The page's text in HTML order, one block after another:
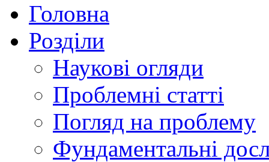
Головна
Розділи
Наукові огляди
Проблемні статті
Погляд на проблему
Фундаментальні